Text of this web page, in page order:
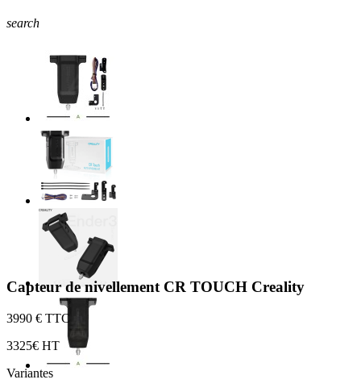
search
Capteur de nivellement CR TOUCH Creality
3990 € TTC
3325€ HT
Variantes